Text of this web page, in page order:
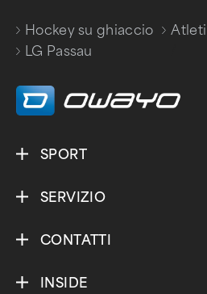
Hockey su ghiaccio
LG Passau
SPORT
SERVIZIO
CONTATTI
INSIDE